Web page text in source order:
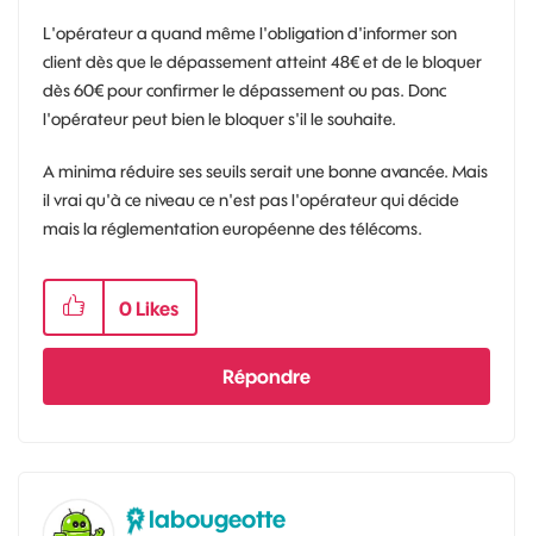
L'opérateur a quand même l'obligation d'informer son
client dès que le dépassement atteint 48€ et de le bloquer
dès 60€ pour confirmer le dépassement ou pas. Donc
l'opérateur peut bien le bloquer s'il le souhaite.
A minima réduire ses seuils serait une bonne avancée. Mais
il vrai qu'à ce niveau ce n'est pas l'opérateur qui décide
mais la réglementation européenne des télécoms.
0 Likes
Répondre
labougeotte